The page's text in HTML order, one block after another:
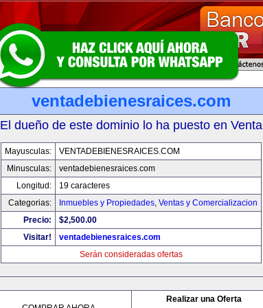
ventadebienesraices.com
El dueño de este dominio lo ha puesto en Venta
Mayusculas:
VENTADEBIENESRAICES.COM
Minusculas:
ventadebienesraices.com
Longitud:
19 caracteres
Categorias:
Inmuebles y Propiedades, Ventas y Comercializacion
Precio:
$2,500.00
Visitar!
ventadebienesraices.com
Serán consideradas ofertas
Realizar una Oferta